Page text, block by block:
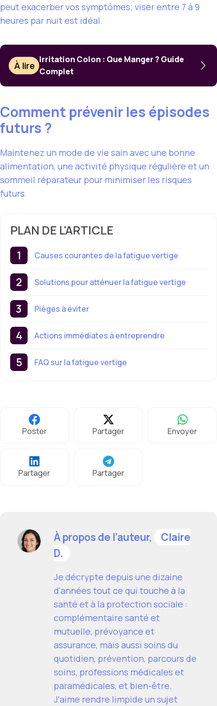
peut exacerber vos symptômes; viser entre 7 à 9
heures par nuit est idéal.
À lire
Irritation Colon : Que Manger ? Guide
Complet
Comment prévenir les épisodes
futurs ?
Maintenez un mode de vie sain avec une bonne
alimentation, une activité physique régulière et un
sommeil réparateur pour minimiser les risques
futurs.
PLAN DE L'ARTICLE
Causes courantes de la fatigue vertige
Solutions pour atténuer la fatigue vertige
Pièges à éviter
Actions immédiates à entreprendre
FAQ sur la fatigue vertige
Poster Partager Envoyer
Partager Partager
À propos de l’auteur,
Claire
D.
Je décrypte depuis une dizaine
d'années tout ce qui touche à la
santé et à la protection sociale :
complémentaire santé et
mutuelle, prévoyance et
assurance, mais aussi soins du
quotidien, prévention, parcours de
soins, professions médicales et
paramédicales, et bien-être.
J'aime rendre limpide un sujet